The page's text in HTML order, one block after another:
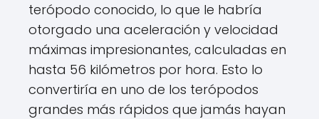
terópodo conocido, lo que le habría
otorgado una aceleración y velocidad
máximas impresionantes, calculadas en
hasta 56 kilómetros por hora. Esto lo
convertiría en uno de los terópodos
grandes más rápidos que jamás hayan